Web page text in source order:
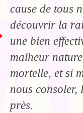
cause de tous
découvrir la
une bien
malheur
mortelle, et si
nous consoler,
près.